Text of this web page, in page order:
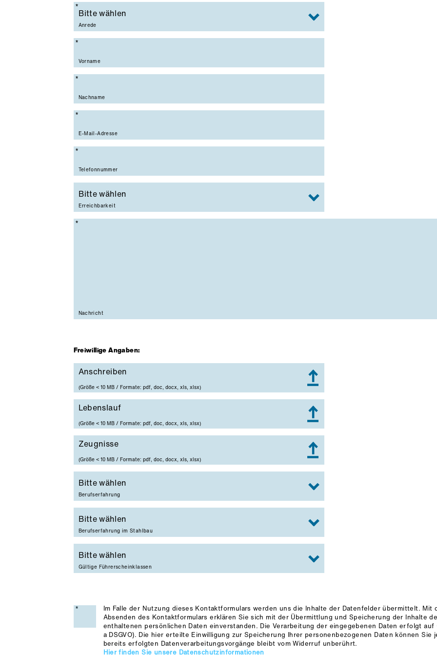
Pflichtfeld
Anrede
Pflichtfeld
Vorname
Pflichtfeld
Nachname
Pflichtfeld
E-Mail-Adresse
Pflichtfeld
Telefonnummer
Erreichbarkeit
Pflichtfeld
Nachricht
Freiwillige Angaben:
Anschreiben
Anschreiben
(Größe < 10 MB / Formate: pdf, doc, docx, xls, xlsx)
Lebenslauf
Lebenslauf
(Größe < 10 MB / Formate: pdf, doc, docx, xls, xlsx)
Zeugnisse
Zeugnisse
(Größe < 10 MB / Formate: pdf, doc, docx, xls, xlsx)
Berufserfahrung
Berufserfahrung im Stahlbau
Gültige Führerscheinklassen
Im Falle der Nutzung dieses Kontaktformulars werden uns die Inhalte der Datenfelder übermittelt. Mit
Absenden des Kontaktformulars erklären Sie sich mit der Übermittlung und Speicherung der Inhalte
enthaltenen persönlichen Daten einverstanden. Die Verarbeitung der eingegebenen Daten erfolgt
a DSGVO). Die hier erteilte Einwilligung zur Speicherung Ihrer personenbezogenen Daten können
bereits erfolgten Datenverarbeitungsvorgänge bleibt vom Widerruf unberührt.
Hier finden Sie unsere Datenschutzinformationen